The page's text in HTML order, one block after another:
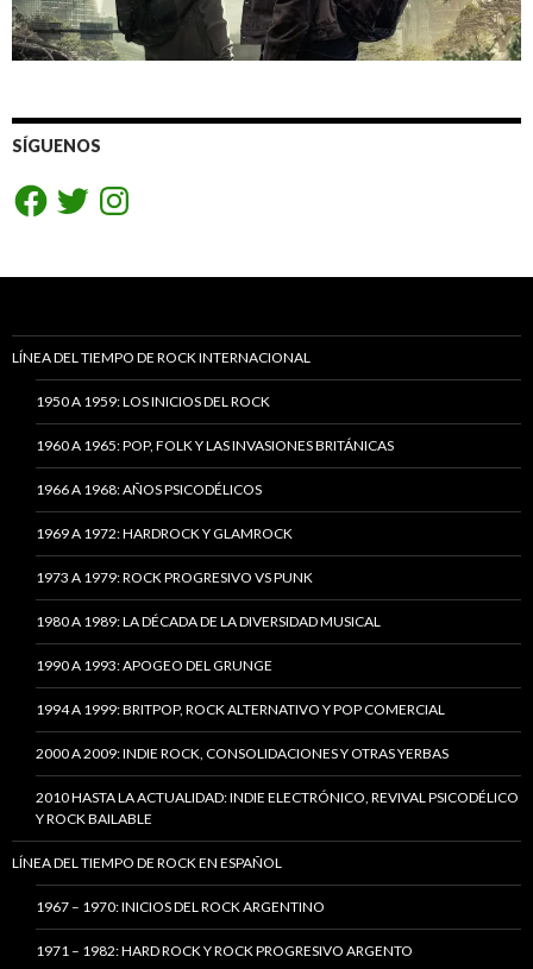
SÍGUENOS
FacebookTwitterInstagram
LÍNEA DEL TIEMPO DE ROCK INTERNACIONAL
1950 A 1959: LOS INICIOS DEL ROCK
1960 A 1965: POP, FOLK Y LAS INVASIONES BRITÁNICAS
1966 A 1968: AÑOS PSICODÉLICOS
1969 A 1972: HARDROCK Y GLAMROCK
1973 A 1979: ROCK PROGRESIVO VS PUNK
1980 A 1989: LA DÉCADA DE LA DIVERSIDAD MUSICAL
1990 A 1993: APOGEO DEL GRUNGE
1994 A 1999: BRITPOP, ROCK ALTERNATIVO Y POP COMERCIAL
2000 A 2009: INDIE ROCK, CONSOLIDACIONES Y OTRAS YERBAS
2010 HASTA LA ACTUALIDAD: INDIE ELECTRÓNICO, REVIVAL PSICODÉLICO
Y ROCK BAILABLE
LÍNEA DEL TIEMPO DE ROCK EN ESPAÑOL
1967 – 1970: INICIOS DEL ROCK ARGENTINO
1971 – 1982: HARD ROCK Y ROCK PROGRESIVO ARGENTO